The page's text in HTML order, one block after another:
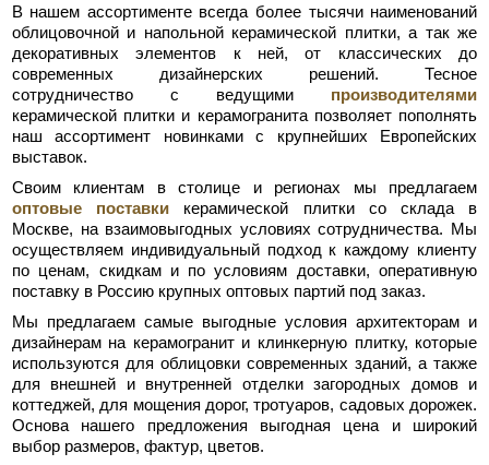
В нашем ассортименте всегда более тысячи наименований
облицовочной и напольной керамической плитки, а так же
декоративных элементов к ней, от классических до
современных дизайнерских решений. Тесное
сотрудничество с ведущими производителями
керамической плитки и керамогранита позволяет пополнять
наш ассортимент новинками с крупнейших Европейских
выставок.
Своим клиентам в столице и регионах мы предлагаем
оптовые поставки керамической плитки со склада в
Москве, на взаимовыгодных условиях сотрудничества. Мы
осуществляем индивидуальный подход к каждому клиенту
по ценам, скидкам и по условиям доставки, оперативную
поставку в Россию крупных оптовых партий под заказ.
Мы предлагаем самые выгодные условия архитекторам и
дизайнерам на керамогранит и клинкерную плитку, которые
используются для облицовки современных зданий, а также
для внешней и внутренней отделки загородных домов и
коттеджей, для мощения дорог, тротуаров, садовых дорожек.
Основа нашего предложения выгодная цена и широкий
выбор размеров, фактур, цветов.